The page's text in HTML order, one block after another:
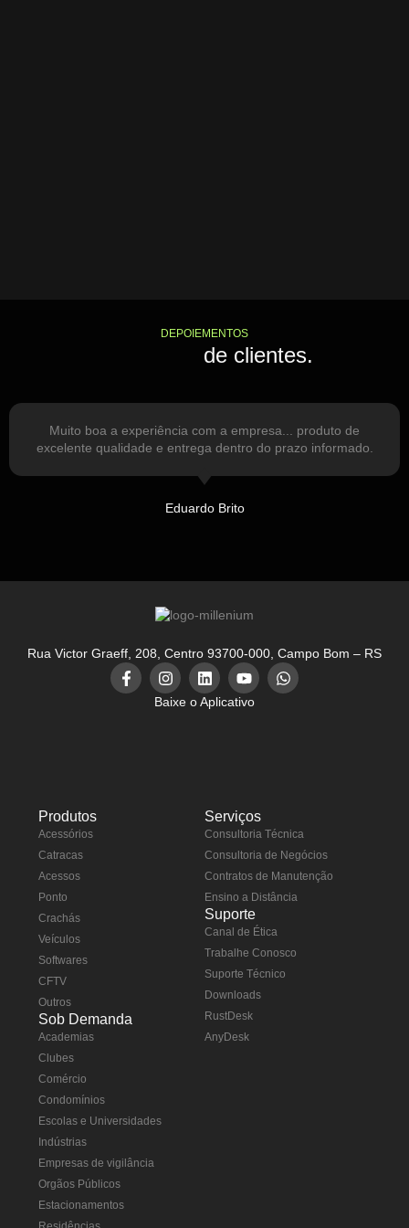
DEPOIEMENTOS
de clientes.
Muito boa a experiência com a empresa... produto de
excelente qualidade e entrega dentro do prazo informado.
Eduardo Brito
Rua Victor Graeff, 208, Centro 93700-000, Campo Bom – RS
Baixe o Aplicativo
Produtos
Acessórios
Catracas
Acessos
Ponto
Crachás
Veículos
Softwares
CFTV
Outros
Sob Demanda
Academias
Clubes
Comércio
Condomínios
Escolas e Universidades
Indústrias
Empresas de vigilância
Orgãos Públicos
Estacionamentos
Serviços
Consultoria Técnica
Consultoria de Negócios
Contratos de Manutenção
Ensino a Distância
Suporte
Canal de Ética
Trabalhe Conosco
Suporte Técnico
Downloads
RustDesk
AnyDesk